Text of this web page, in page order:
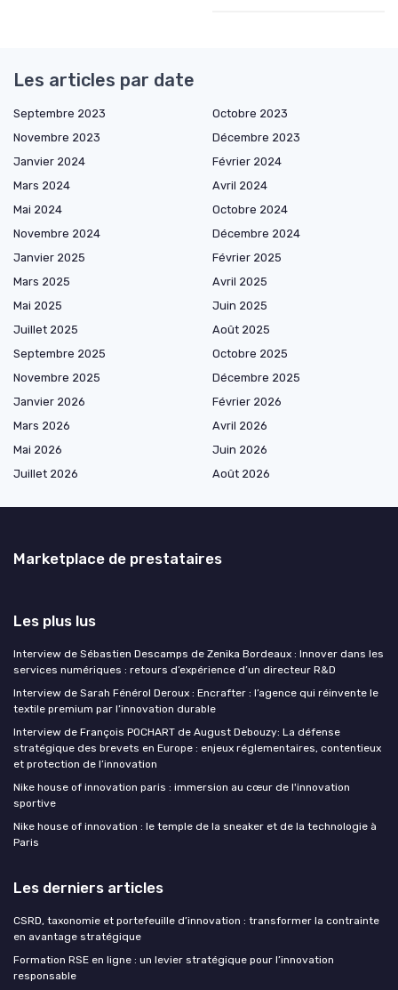
Les articles par date
Septembre 2023
Octobre 2023
Novembre 2023
Décembre 2023
Janvier 2024
Février 2024
Mars 2024
Avril 2024
Mai 2024
Octobre 2024
Novembre 2024
Décembre 2024
Janvier 2025
Février 2025
Mars 2025
Avril 2025
Mai 2025
Juin 2025
Juillet 2025
Août 2025
Septembre 2025
Octobre 2025
Novembre 2025
Décembre 2025
Janvier 2026
Février 2026
Mars 2026
Avril 2026
Mai 2026
Juin 2026
Juillet 2026
Août 2026
Marketplace de prestataires
Les plus lus
Interview de Sébastien Descamps de Zenika Bordeaux : Innover dans les
services numériques : retours d’expérience d’un directeur R&D
Interview de Sarah Fénérol Deroux : Encrafter : l’agence qui réinvente le
textile premium par l’innovation durable
Interview de François POCHART de August Debouzy: La défense
stratégique des brevets en Europe : enjeux réglementaires, contentieux
et protection de l’innovation
Nike house of innovation paris : immersion au cœur de l'innovation
sportive
Nike house of innovation : le temple de la sneaker et de la technologie à
Paris
Les derniers articles
CSRD, taxonomie et portefeuille d’innovation : transformer la contrainte
en avantage stratégique
Formation RSE en ligne : un levier stratégique pour l’innovation
responsable